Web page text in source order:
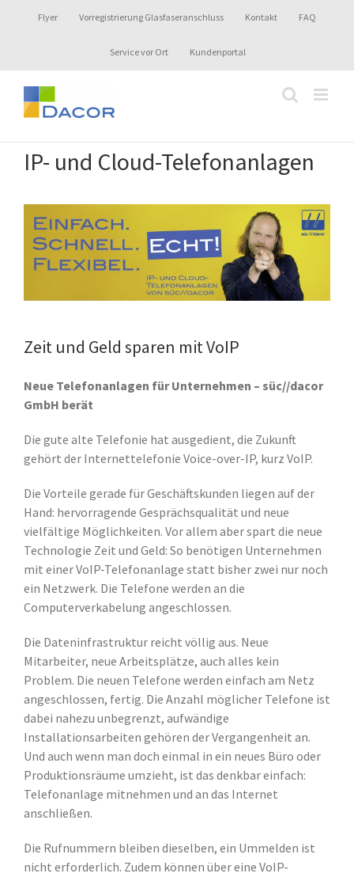
Flyer Vorregistrierung Glasfaseranschluss Kontakt FAQ
Service vor Ort Kundenportal
IP- und Cloud-Telefonanlagen
Zeit und Geld sparen mit VoIP
Neue Telefonanlagen für Unternehmen – süc//dacor
GmbH berät
Die gute alte Telefonie hat ausgedient, die Zukunft
gehört der Internettelefonie Voice-over-IP, kurz VoIP.
Die Vorteile gerade für Geschäftskunden liegen auf der
Hand: hervorragende Gesprächsqualität und neue
vielfältige Möglichkeiten. Vor allem aber spart die neue
Technologie Zeit und Geld: So benötigen Unternehmen
mit einer VoIP-Telefonanlage statt bisher zwei nur noch
ein Netzwerk. Die Telefone werden an die
Computerverkabelung angeschlossen.
Die Dateninfrastruktur reicht völlig aus. Neue
Mitarbeiter, neue Arbeitsplätze, auch alles kein
Problem. Die neuen Telefone werden einfach am Netz
angeschlossen, fertig. Die Anzahl möglicher Telefone ist
dabei nahezu unbegrenzt, aufwändige
Installationsarbeiten gehören der Vergangenheit an.
Und auch wenn man doch einmal in ein neues Büro oder
Produktionsräume umzieht, ist das denkbar einfach:
Telefonanlage mitnehmen und an das Internet
anschließen.
Die Rufnummern bleiben dieselben, ein Ummelden ist
nicht erforderlich. Zudem können über eine VoIP-